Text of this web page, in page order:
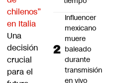
chilenos”
en Italia
Una
decisión
crucial
para el
Influencer
mexicano
muere
baleado
durante
transmisión
en vivo